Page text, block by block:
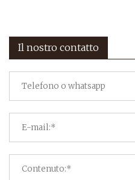
Il nostro contatto